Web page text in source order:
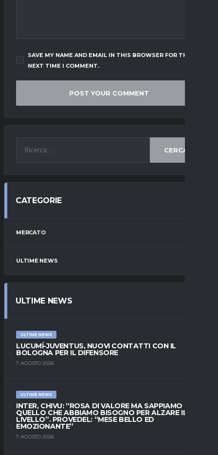
SAVE MY NAME AND EMAIL IN THIS BROWSER FOR THE
NEXT TIME I COMMENT.
CERCA
CATEGORIE
MERCATO
ULTIME NEWS
ULTIME NEWS
ULTIME NEWS
LUCUMÍ-JUVENTUS, NUOVI CONTATTI CON IL
BOLOGNA PER IL DIFENSORE
7 AGOSTO 2026
ULTIME NEWS
INTER, CHIVU: “ROSA DI VALORE MA SAPPIAMO
QUELLO CHE ABBIAMO BISOGNO PER ALZARE IL
LIVELLO”. PROVEDEL: “MESE BELLO ED
EMOZIONANTE”
7 AGOSTO 2026